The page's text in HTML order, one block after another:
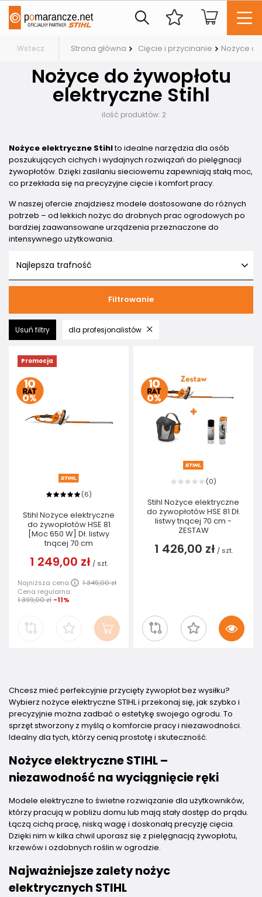
Wstecz Strona główna Cięcie i przycinanie Nożyce
Nożyce do żywopłotu
elektryczne Stihl
ilość produktów: 2
Nożyce elektryczne Stihlto idealne narzędzia dla osób
poszukujących cichych i wydajnych rozwiązań do pielęgnacji
żywopłotów. Dzięki zasilaniu sieciowemu zapewniają stałą moc,
co przekłada się na precyzyjne cięcie i komfort pracy.
W naszej ofercie znajdziesz modele dostosowane do różnych
potrzeb – od lekkich nożyc do drobnych prac ogrodowych po
bardziej zaawansowane urządzenia przeznaczone do
intensywnego użytkowania.
Najlepsza trafność
Filtrowanie
Usuń filtry dla profesjonalistów
Promocja
(6)
Stihl Nożyce elektryczne
do żywopłotów HSE 81
[Moc 650 W] Dł. listwy
tnącej 70 cm
1 249,00 zł / szt.
Najniższa cena:
1 349,00 zł
Cena regularna:
1 399,00 zł -11%
(0)
Stihl Nożyce elektryczne
do żywopłotów HSE 81 Dł.
listwy tnącej 70 cm -
ZESTAW
1 426,00 zł / szt.
Chcesz mieć perfekcyjnie przycięty żywopłot bez wysiłku?
Wybierz nożyce elektryczne STIHL i przekonaj się, jak szybko i
precyzyjnie można zadbać o estetykę swojego ogrodu. To
sprzęt stworzony z myślą o komforcie pracy i niezawodności.
Idealny dla tych, którzy cenią prostotę i skuteczność.
Nożyce elektryczne STIHL –
niezawodność na wyciągnięcie ręki
Modele elektryczne to świetne rozwiązanie dla użytkowników,
którzy pracują w pobliżu domu lub mają stały dostęp do prądu.
Łączą cichą pracę, niską wagę i doskonałą precyzję cięcia.
Dzięki nim w kilka chwil uporasz się z pielęgnacją żywopłotu,
krzewów i ozdobnych roślin w ogrodzie.
Najważniejsze zalety nożyc
elektrycznych STIHL